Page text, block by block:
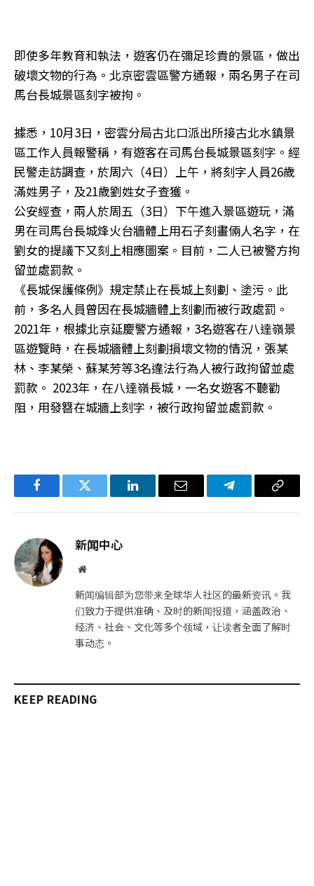
即使多年教育和執法，遊客仍在彌足珍貴的景區，做出
破壞文物的行為。北京密雲區警方通報，兩名男子在司
馬台長城景區刻字被拘。
據悉，10月3日，密雲分局古北口派出所接古北水鎮景
區工作人員報警稱，有遊客在司馬台長城景區刻字。經
民警走訪調查，於周六（4日）上午，將刻字人員26歲
滿姓男子，及21歲劉姓女子查獲。
公安經查，兩人於周五（3日）下午進入景區遊玩，滿
男在司馬台長城烽火台牆體上用石子刻畫倆人名字，在
劉女的提議下又刻上相應圖案。目前，二人已被警方拘
留並處罰款。
《長城保護條例》規定禁止在長城上刻劃、塗污。此
前，多名人員曾因在長城牆體上刻劃而被行政處罰。
2021年，根據北京延慶警方通報，3名遊客在八達嶺景
區遊覽時，在長城牆體上刻劃損壞文物的情況，張某
林、李某榮、蘇某芳等3名違法行為人被行政拘留並處
罰款。 2023年，在八達嶺長城，一名女遊客不聽勸
阻，用發簪在城牆上刻字，被行政拘留並處罰款。
FacebookTwitter LinkedIn电
Telegram复
新闻中心
网
新闻编辑部为您带来全球华人社区的最新资讯。我
们致力于提供准确、及时的新闻报道，涵盖政治、
经济、社会、文化等多个领域，让读者全面了解时
事动态。
KEEP READING